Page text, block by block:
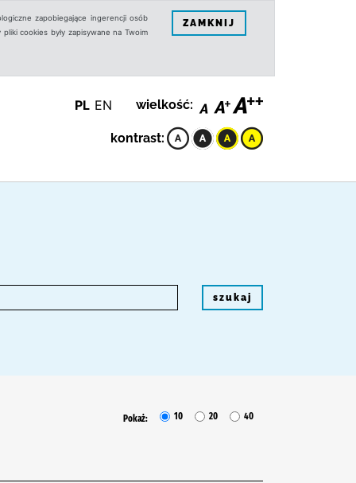
zapobiegające ingerencji osób
cookies były zapisywane na Twoim
ZAMKNIJ
PL EN wielkość:
kontrast:
szukaj
Pokaż: 10 20 40